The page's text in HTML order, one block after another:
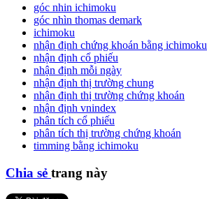
góc nhin ichimoku
góc nhìn thomas demark
ichimoku
nhận định chứng khoán bằng ichimoku
nhận định cổ phiếu
nhận định mỗi ngày
nhận định thị trường chung
nhận định thị trường chứng khoán
nhận định vnindex
phân tích cổ phiếu
phân tích thị trường chứng khoán
timming bằng ichimoku
Chia sẻ trang này